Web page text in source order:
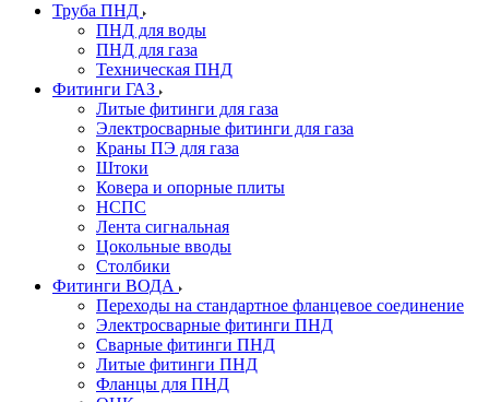
Труба ПНД
ПНД для воды
ПНД для газа
Техническая ПНД
Фитинги ГАЗ
Литые фитинги для газа
Электросварные фитинги для газа
Краны ПЭ для газа
Штоки
Ковера и опорные плиты
НСПС
Лента сигнальная
Цокольные вводы
Столбики
Фитинги ВОДА
Переходы на стандартное фланцевое соединение
Электросварные фитинги ПНД
Сварные фитинги ПНД
Литые фитинги ПНД
Фланцы для ПНД